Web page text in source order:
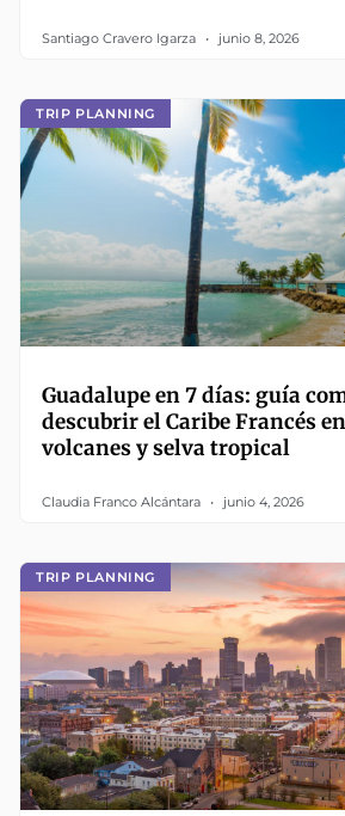
Santiago Cravero Igarza junio 8, 2026
TRIP PLANNING
Guadalupe en 7 días: guía
descubrir el Caribe Francés
volcanes y selva tropical
Claudia Franco Alcántara junio 4, 2026
TRIP PLANNING